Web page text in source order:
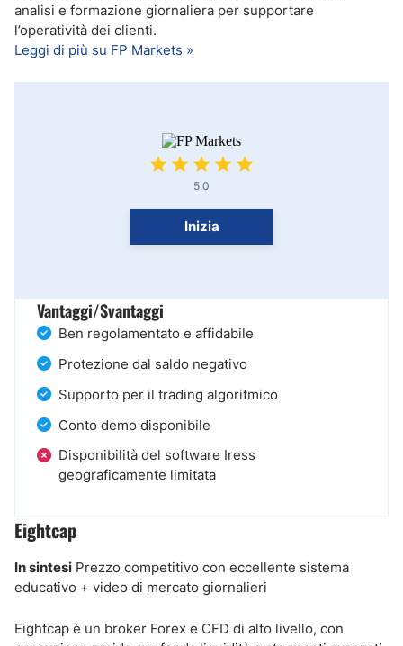
analisi e formazione giornaliera per supportare
l’operatività dei clienti.
Leggi di più su FP Markets »
5.0
Inizia
Vantaggi/Svantaggi
Ben regolamentato e affidabile
Protezione dal saldo negativo
Supporto per il trading algoritmico
Conto demo disponibile
Disponibilità del software Iress
geograficamente limitata
Eightcap
In sintesi Prezzo competitivo con eccellente sistema
educativo + video di mercato giornalieri
Eightcap è un broker Forex e CFD di alto livello, con